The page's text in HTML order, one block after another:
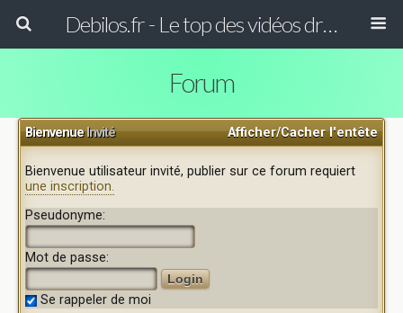
Debilos.fr - Le top des vidéos drôles du WEB !
Forum
BienvenueInvité Afficher/Cacher l'entête
Bienvenue utilisateur invité, publier sur ce forum requiert
une inscription.
Pseudonyme:
Mot de passe:
Se rappeler de moi